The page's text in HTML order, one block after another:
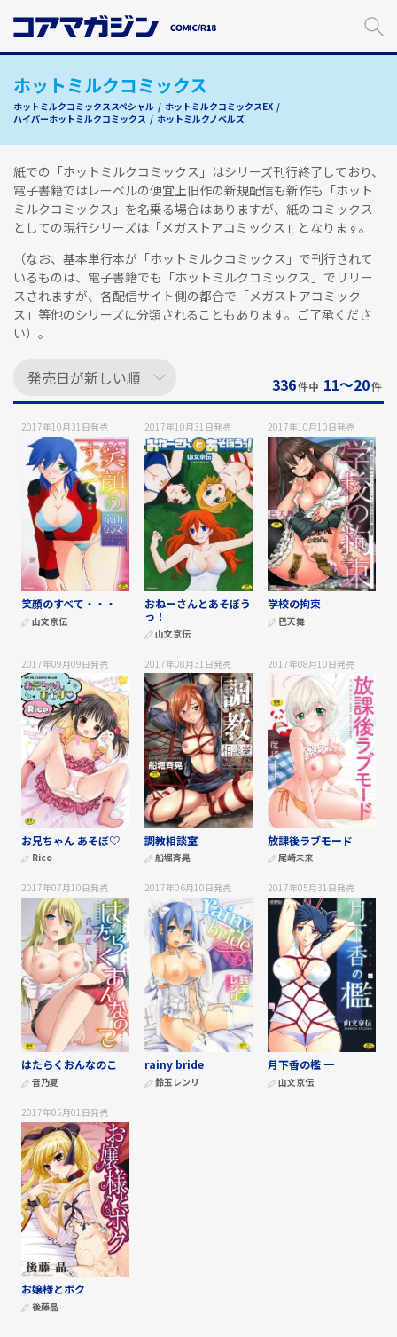
ホットミルクコミックス
ホットミルクコミックススペシャル
ホットミルクコミックスEX
ハイパーホットミルクコミックス
ホットミルクノベルズ
紙での「ホットミルクコミックス」はシリーズ刊行終了しており、
電子書籍ではレーベルの便宜上旧作の新規配信も新作も「ホット
ミルクコミックス」を名乗る場合はありますが、紙のコミックス
としての現行シリーズは「メガストアコミックス」となります。
（なお、基本単行本が「ホットミルクコミックス」で刊行されて
いるものは、電子書籍でも「ホットミルクコミックス」でリリー
スされますが、各配信サイト側の都合で「メガストアコミック
ス」等他のシリーズに分類されることもあります。ご了承くださ
い）。
336件中 11〜20件
2017年10月31日発売
笑顔のすべて・・・
山文京伝
2017年10月31日発売
おねーさんとあそぼう
っ！
山文京伝
2017年10月10日発売
学校の拘束
巴天舞
2017年09月09日発売
お兄ちゃん あそぼ♡
Rico
2017年08月31日発売
調教相談室
船堀斉晃
2017年08月10日発売
放課後ラブモード
尾崎未来
2017年07月10日発売
はたらくおんなのこ
音乃夏
2017年06月10日発売
rainy bride
鈴玉レンリ
2017年05月31日発売
月下香の檻 一
山文京伝
2017年05月01日発売
お嬢様とボク
後藤晶